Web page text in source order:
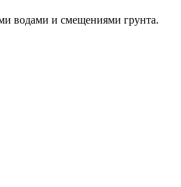
водами и смещениями грунта.